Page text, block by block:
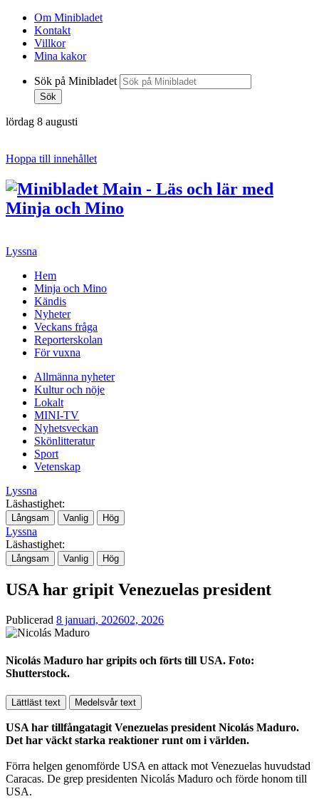
Om Minibladet
Kontakt
Villkor
Mina kakor
Sök på Minibladet
Sök
lördag 8 augusti
Hoppa till innehållet
Lyssna
Hem
Minja och Mino
Kändis
Nyheter
Veckans fråga
Reporterskolan
För vuxna
Allmänna nyheter
Kultur och nöje
Lokalt
MINI-TV
Nyhetsveckan
Skönlitteratur
Sport
Vetenskap
Lyssna
Läshastighet:
Långsam Vanlig Hög
Lyssna
Läshastighet:
Långsam Vanlig Hög
USA har gripit Venezuelas president
Publicerad 8 januari, 202602, 2026
Nicolás Maduro har gripits och förts till USA. Foto:
Shutterstock.
Lättläst text Medelsvår text
USA har tillfångatagit Venezuelas president Nicolás Maduro.
Det har väckt starka reaktioner runt om i världen.
Förra helgen genomförde USA en attack mot Venezuelas huvudstad
Caracas. De grep presidenten Nicolás Maduro och förde honom till
USA.